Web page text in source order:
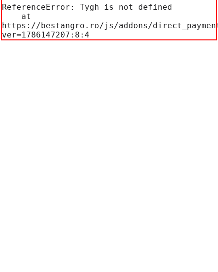
ReferenceError: Tygh is not defined
https://bestangro.ro/js/addons/
ver=1786147207:8:4